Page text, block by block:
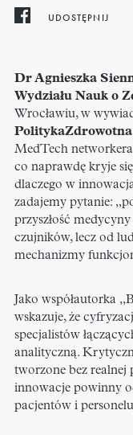
UDOSTĘPNIJ
DrAgnieszka
Wydziału Nauk o
Wrocławiu, w
MedTech
co naprawdę kryje
dlaczego w
zadajemy pytanie:
przyszłość
czujników, lecz od
mechanizmy
Jako współautorka
wskazuje, że
specjalistów
analityczną.
tworzone bez realnej
innowacje powinny
pacjentów i